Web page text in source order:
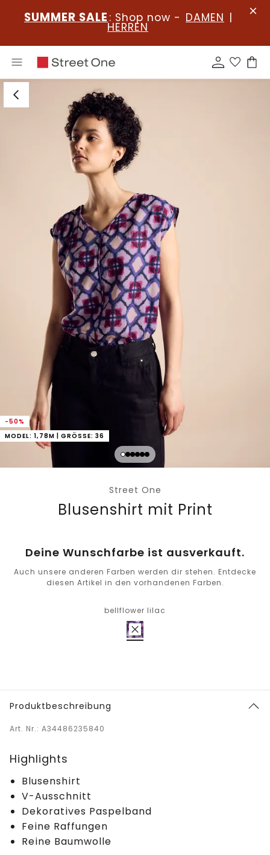
SUMMER SALE : Shop now - DAMEN |
HERREN
-50%
MODEL: 1,78M | GRÖSSE: 36
Street One
Blusenshirt mit Print
Deine Wunschfarbe ist ausverkauft.
Auch unsere anderen Farben werden dir stehen. Entdecke
diesen Artikel in den vorhandenen Farben.
bellflower lilac
Produktbeschreibung
Art. Nr.: A34486235840
Highlights
Blusenshirt
V-Ausschnitt
Dekoratives Paspelband
Feine Raffungen
Reine Baumwolle